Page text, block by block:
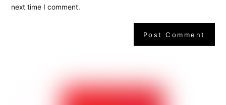
next time I comment.